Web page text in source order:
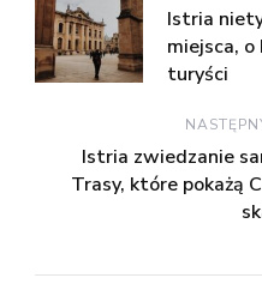
Istria
miejsca,
turyści
Istria zwiedzanie
Trasy, które pokażą